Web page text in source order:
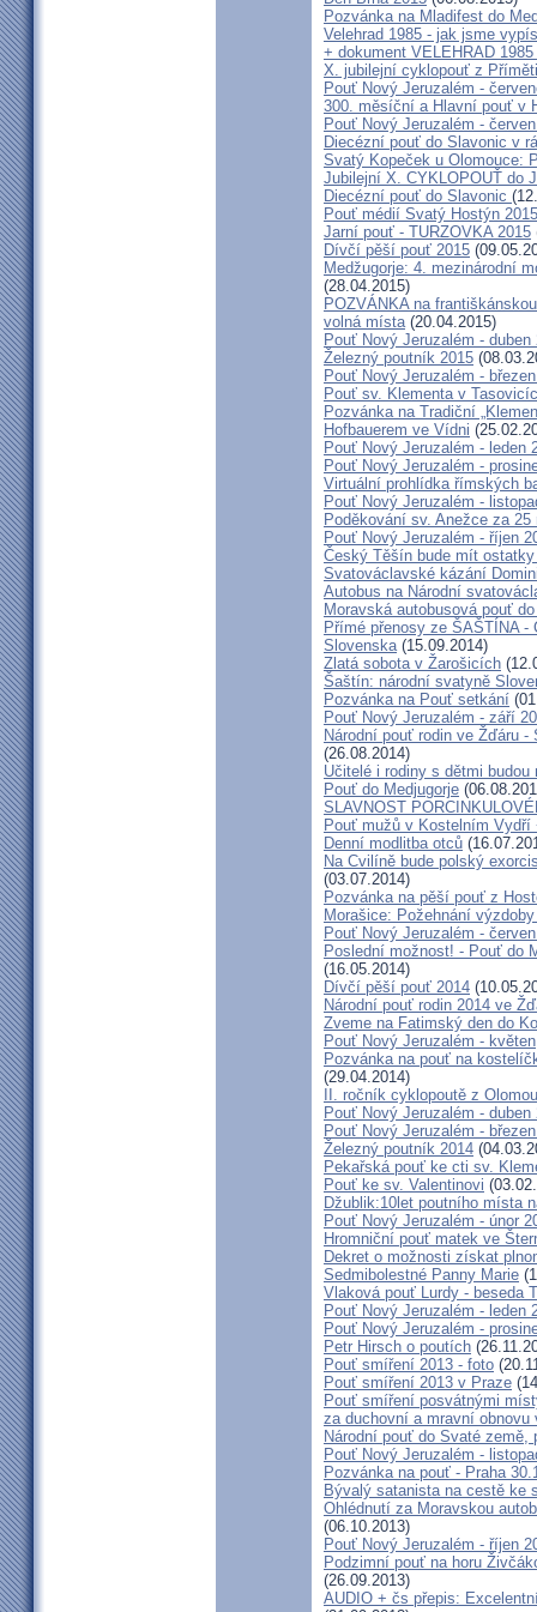
Pozvánka na Mladifest do
Velehrad 1985 - jak jsme
+ dokument VELEHRAD
X. jubilejní cyklopouť z
Pouť Nový Jeruzalém -
300. měsíční a Hlavní pouť v
Pouť Nový Jeruzalém -
Diecézní pouť do Slavonic v
Svatý Kopeček u Olomouce:
Jubilejní X. CYKLOPOUŤ do
Diecézní pouť do Slavonic
Pouť médií Svatý Hostýn 2015
Jarní pouť - TURZOVKA 2015
Dívčí pěší pouť 2015
Medžugorje: 4. mezinárodní
(28.04.2015)
POZVÁNKA na
volná místa(20.04.2015)
Pouť Nový Jeruzalém - duben
Železný poutník 2015
Pouť Nový Jeruzalém -
Pouť sv. Klementa v
Pozvánka na Tradiční
Hofbauerem ve Vídni
Pouť Nový Jeruzalém - leden
Pouť Nový Jeruzalém -
Virtuální prohlídka římských
Pouť Nový Jeruzalém -
Poděkování sv. Anežce za 25
Pouť Nový Jeruzalém - říjen
Český Těšín bude mít
Svatováclavské kázání
Autobus na Národní
Moravská autobusová pouť
Přímé přenosy ze ŠAŠTÍNA -
Slovenska(15.09.2014)
Zlatá sobota v Žarošicích
Šaštín: národní svatyně
Pozvánka na Pouť setkání
Pouť Nový Jeruzalém - září
Národní pouť rodin ve Žďáru
(26.08.2014)
Učitelé i rodiny s dětmi
Pouť do Medjugorje
SLAVNOST
Pouť mužů v Kostelním Vydří
Denní modlitba otců
Na Cvilíně bude polský
(03.07.2014)
Pozvánka na pěší pouť z
Morašice: Požehnání
Pouť Nový Jeruzalém -
Poslední možnost! - Pouť do
(16.05.2014)
Dívčí pěší pouť 2014
Národní pouť rodin 2014 ve
Zveme na Fatimský den do
Pouť Nový Jeruzalém - květen
Pozvánka na pouť na
(29.04.2014)
II. ročník cyklopoutě z
Pouť Nový Jeruzalém - duben
Pouť Nový Jeruzalém -
Železný poutník 2014
Pekařská pouť ke cti sv.
Pouť ke sv. Valentinovi
Džublik:10let poutního místa
Pouť Nový Jeruzalém - únor
Hromniční pouť matek ve
Dekret o možnosti získat
Sedmibolestné Panny Marie
Vlaková pouť Lurdy - beseda
Pouť Nový Jeruzalém - leden
Pouť Nový Jeruzalém -
Petr Hirsch o poutích
Pouť smíření 2013 - foto
Pouť smíření 2013 v Praze
Pouť smíření posvátnými
za duchovní a mravní obnovu
Národní pouť do Svaté země,
Pouť Nový Jeruzalém -
Pozvánka na pouť - Praha
Bývalý satanista na cestě ke
Ohlédnutí za Moravskou
(06.10.2013)
Pouť Nový Jeruzalém - říjen
Podzimní pouť na horu
(26.09.2013)
AUDIO + čs přepis: